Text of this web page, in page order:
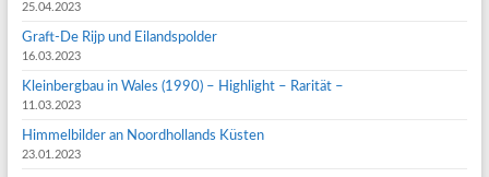
25.04.2023
Graft-De Rijp und Eilandspolder
16.03.2023
Kleinbergbau in Wales (1990) – Highlight – Rarität –
11.03.2023
Himmelbilder an Noordhollands Küsten
23.01.2023